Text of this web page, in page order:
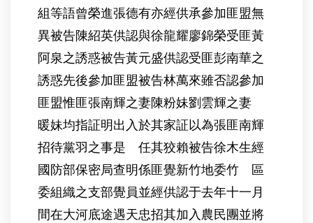
組等語曾榮進張德有亦經供承參加匪盟無
異被告陳紹英供認與徐龍耀廖錦榮受匪黃
阿泉之誘惑被告黃元盛供認受匪彭南華之
誘惑先後參加匪盟被告林萬來雖否認參加
匪盟惟匪張南輝之妻陳粉妹劉雲輝之妻
暖妹均指証明出入於其家証以為張匪南輝
招待黨羽之事是 任其狡賴被告徐木生經
國防部保密局查明係匪覺新竹地委竹 區
委組織之支部覺員並經供認于去年十一月
間在大河底途遇天忠招其加入農民團並將